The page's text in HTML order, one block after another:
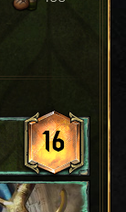
16